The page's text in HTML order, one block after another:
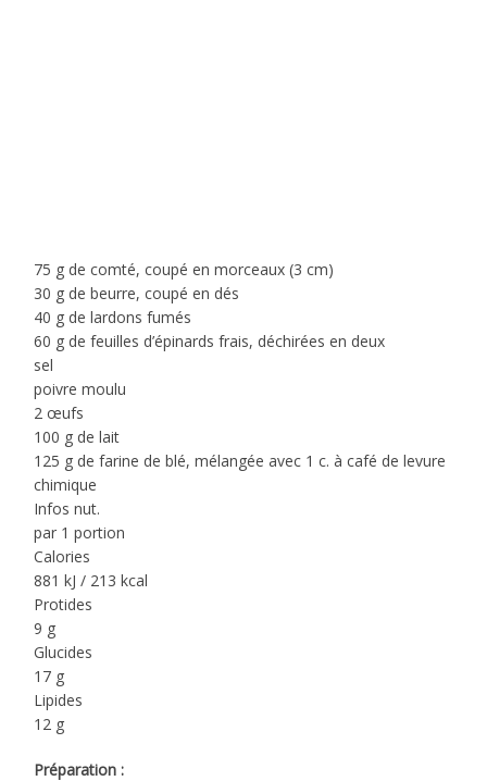
75 g de comté, coupé en morceaux (3 cm)
30 g de beurre, coupé en dés
40 g de lardons fumés
60 g de feuilles d’épinards frais, déchirées en deux
sel
poivre moulu
2 œufs
100 g de lait
125 g de farine de blé, mélangée avec 1 c. à café de levure
chimique
Infos nut.
par 1 portion
Calories
881 kJ / 213 kcal
Protides
9 g
Glucides
17 g
Lipides
12 g
Préparation :